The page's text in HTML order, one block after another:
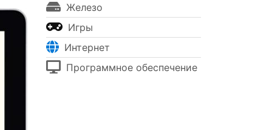
Железо
Игры
Интернет
Программное обеспечение